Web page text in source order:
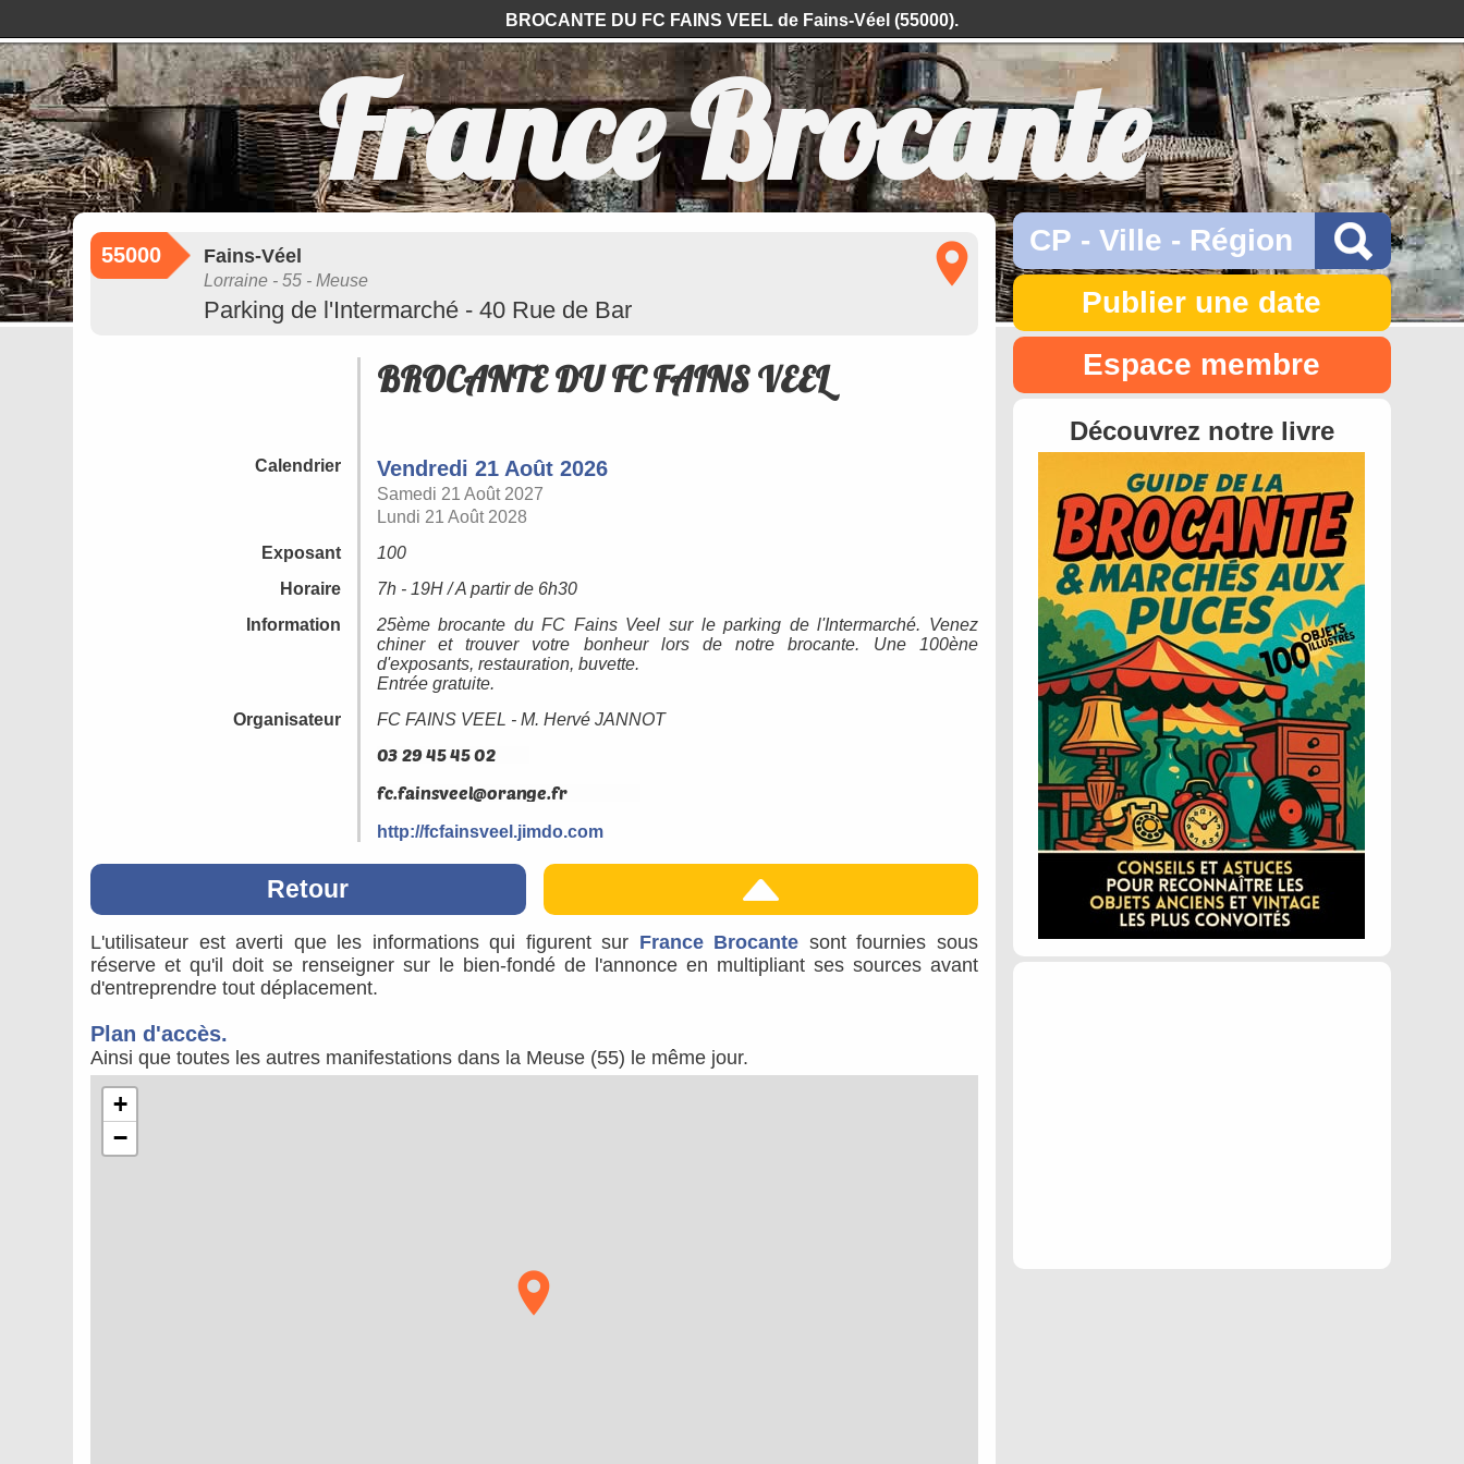
BROCANTE DU FC FAINS VEEL de Fains-Véel (55000).
France Brocante
55000 Fains-Véel
Lorraine - 55 - Meuse
Parking de l'Intermarché - 40 Rue de Bar
BROCANTE DU FC FAINS VEEL
Calendrier Vendredi 21 Août 2026
Samedi 21 Août 2027
Lundi 21 Août 2028
Exposant
100
Horaire
7h - 19H / A partir de 6h30
Information
25ème brocante du FC Fains Veel sur le parking de l'Intermarché. Venez
chiner et trouver votre bonheur lors de notre brocante. Une 100ène
d'exposants, restauration, buvette.
Entrée gratuite.
Organisateur
FC FAINS VEEL - M. Hervé JANNOT
http://fcfainsveel.jimdo.com
Retour
L'utilisateur est averti que les informations qui figurent sur France Brocante sont fournies sous
réserve et qu'il doit se renseigner sur le bien-fondé de l'annonce en multipliant ses sources avant
d'entreprendre tout déplacement.
Plan d'accès.
Ainsi que toutes les autres manifestations dans la Meuse (55) le même jour.
+
−
Publier une date
Espace membre
Découvrez notre livre